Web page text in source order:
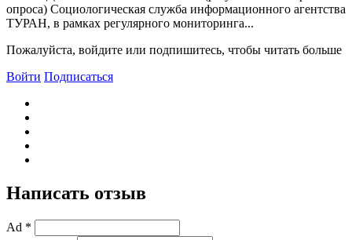
опроса) Социологическая служба информационного агентства
ТУРАН, в рамках регулярного мониторинга...
Пожалуйста, войдите или подпишитесь, чтобы читать больше
Войти Подписаться
Написать отзыв
Ad *